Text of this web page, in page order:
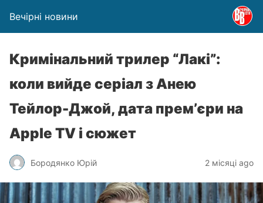
Вечірні новини
Кримінальний трилер “Лакі”:
коли вийде серіал з Анею
Тейлор-Джой, дата прем’єри на
Apple TV і сюжет
Бородянко Юрій 2 місяці ago